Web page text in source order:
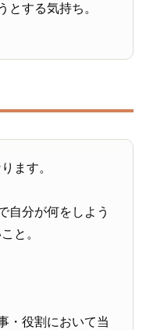
とする気持ち。
ます。
分が何をしよう
と。
役割において当